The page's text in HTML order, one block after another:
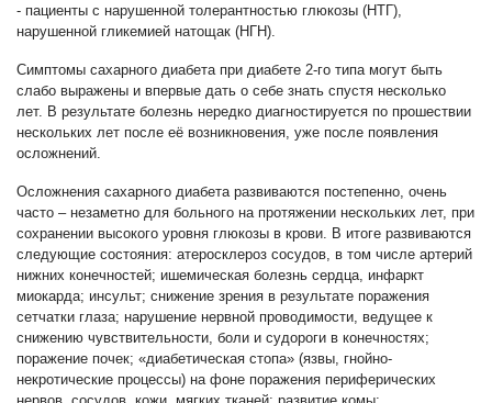
- пациенты с нарушенной толерантностью глюкозы (НТГ),
нарушенной гликемией натощак (НГН).
Симптомы сахарного диабета при диабете 2-го типа могут быть
слабо выражены и впервые дать о себе знать спустя несколько
лет. В результате болезнь нередко диагностируется по прошествии
нескольких лет после её возникновения, уже после появления
осложнений.
Осложнения сахарного диабета развиваются постепенно, очень
часто – незаметно для больного на протяжении нескольких лет, при
сохранении высокого уровня глюкозы в крови. В итоге развиваются
следующие состояния: атеросклероз сосудов, в том числе артерий
нижних конечностей; ишемическая болезнь сердца, инфаркт
миокарда; инсульт; снижение зрения в результате поражения
сетчатки глаза; нарушение нервной проводимости, ведущее к
снижению чувствительности, боли и судороги в конечностях;
поражение почек; «диабетическая стопа» (язвы, гнойно-
некротические процессы) на фоне поражения периферических